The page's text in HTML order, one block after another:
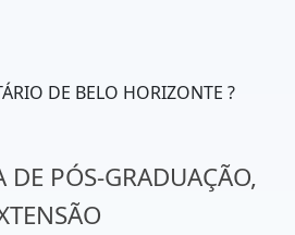
DE BELO HORIZONTE ?
DE PÓS-GRADUAÇÃO,